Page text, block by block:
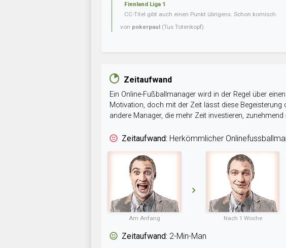
Finnland Liga 1
CC-Titel gibt auch einen Punkt übrigens. Schon komisch.
von pokerpaul (Tus Totenkopf)
Zeitaufwand
Ein Online-Fußballmanager wird in der Regel über
Motivation, doch mit der Zeit lässt diese
andere Manager, die mehr Zeit investieren,
Zeitaufwand: Herkömmlicher
Am Anfang Nach 1 Woche
Zeitaufwand: 2-Min-Man